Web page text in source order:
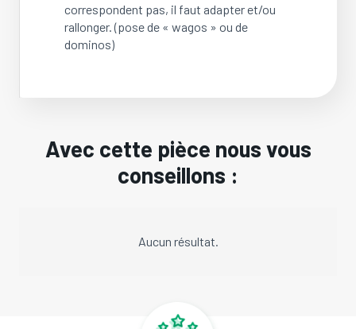
correspondent pas, il faut adapter et/ou
rallonger. (pose de « wagos » ou de
dominos)
Avec cette pièce nous vous
conseillons :
Aucun résultat.